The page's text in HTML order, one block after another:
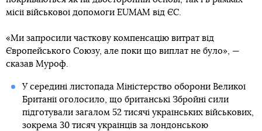
місії військової допомоги EUMAM від ЄС.
«Ми запросили часткову компенсацію витрат від
Європейського Союзу, але поки що виплат не було», —
сказав Муроф.
У середині листопада Міністерство оборони Великої
Британії оголосило, що британські Збройні сили
підготували загалом 52 тисячі українських військових,
зокрема 30 тисяч українців за лондонською